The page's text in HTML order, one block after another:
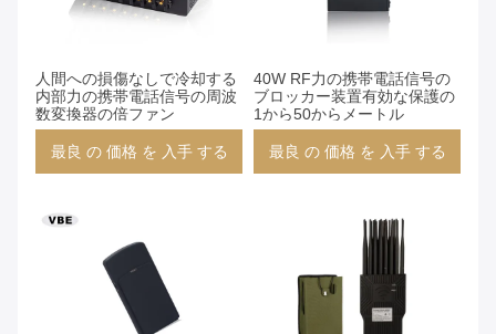
人間への損傷なしで冷却する
内部力の携帯電話信号の周波
数変換器の倍ファン
最良 の 価格 を 入手 する
40W RF力の携帯電話信号の
ブロッカー装置有効な保護の
1から50からメートル
最良 の 価格 を 入手 する